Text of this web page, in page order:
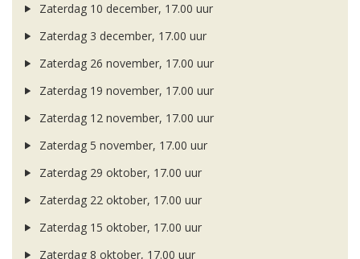
Zaterdag 10 december, 17.00 uur
Zaterdag 3 december, 17.00 uur
Zaterdag 26 november, 17.00 uur
Zaterdag 19 november, 17.00 uur
Zaterdag 12 november, 17.00 uur
Zaterdag 5 november, 17.00 uur
Zaterdag 29 oktober, 17.00 uur
Zaterdag 22 oktober, 17.00 uur
Zaterdag 15 oktober, 17.00 uur
Zaterdag 8 oktober, 17.00 uur